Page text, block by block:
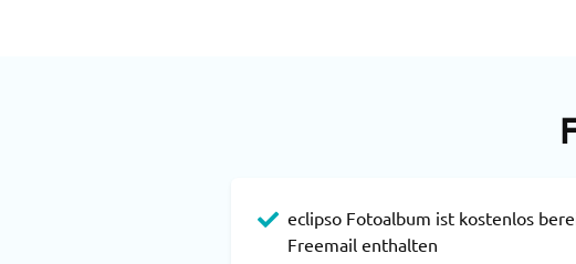
eclipso Fotoalbum ist kostenlos
Freemail enthalten